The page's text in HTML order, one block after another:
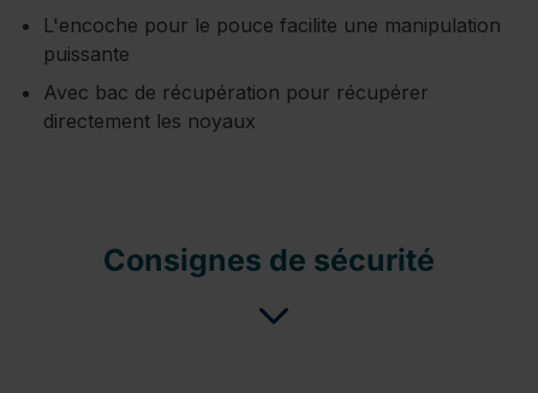
L'encoche pour le pouce facilite une manipulation
puissante
Avec bac de récupération pour récupérer
directement les noyaux
Consignes de sécurité